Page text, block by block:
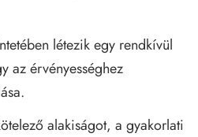
létezik egy rendkívül
az érvényességhez
alakiságot, a gyakorlati